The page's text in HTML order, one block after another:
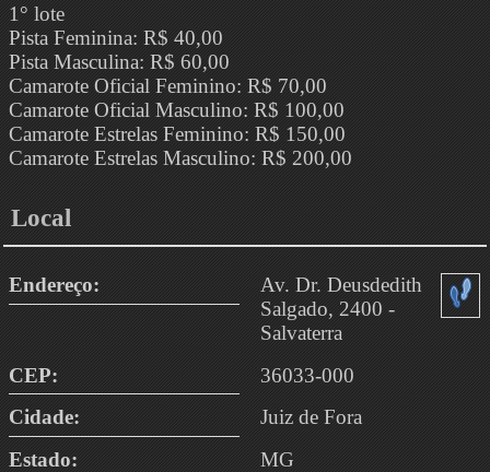
1° lote
Pista Feminina: R$ 40,00
Pista Masculina: R$ 60,00
Camarote Oficial Feminino: R$ 70,00
Camarote Oficial Masculino: R$ 100,00
Camarote Estrelas Feminino: R$ 150,00
Camarote Estrelas Masculino: R$ 200,00
Local
Endereço:
Av. Dr. Deusdedith
Salgado, 2400 -
Salvaterra
CEP:
36033-000
Cidade:
Juiz de Fora
Estado:
MG